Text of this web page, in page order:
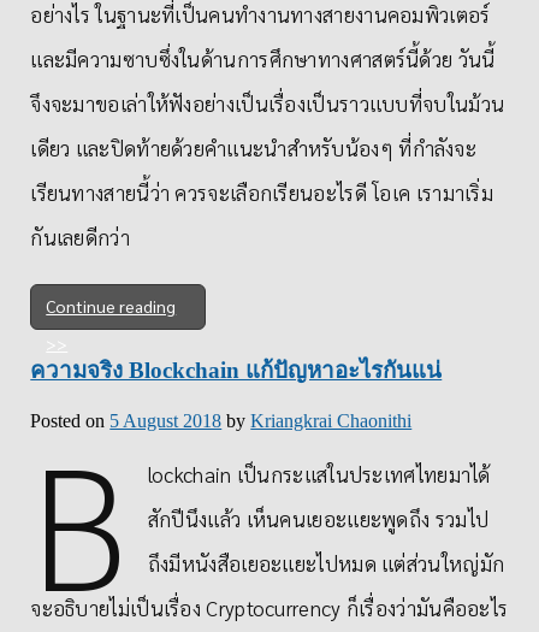
อย่างไร ในฐานะที่เป็นคนทำงานทางสายงานคอมพิวเตอร์
และมีความซาบซึ่งในด้านการศึกษาทางศาสตร์นี้ด้วย วันนี้
จึงจะมาขอเล่าให้ฟังอย่างเป็นเรื่องเป็นราวแบบที่จบในม้วน
เดียว และปิดท้ายด้วยคำแนะนำสำหรับน้องๆ ที่กำลังจะ
เรียนทางสายนี้ว่า ควรจะเลือกเรียนอะไรดี โอเค เรามาเริ่ม
กันเลยดีกว่า
Continue reading
ความจริง Blockchain แก้ปัญหาอะไรกันแน่
Posted on 5 August 2018 byKriangkrai Chaonithi
B
lockchain เป็นกระแสในประเทศไทยมาได้
สักปีนึงแล้ว เห็นคนเยอะแยะพูดถึง รวมไป
ถึงมีหนังสือเยอะแยะไปหมด แต่ส่วนใหญ่มัก
จะอธิบายไม่เป็นเรื่อง Cryptocurrency ก็เรื่องว่ามันคืออะไร